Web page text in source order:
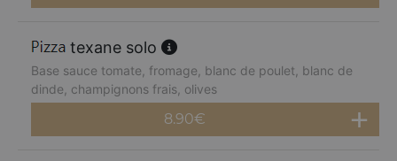
texane solo
Base sauce tomate, fromage, blanc de poulet, blanc de
dinde, champignons frais, olives
8.90€